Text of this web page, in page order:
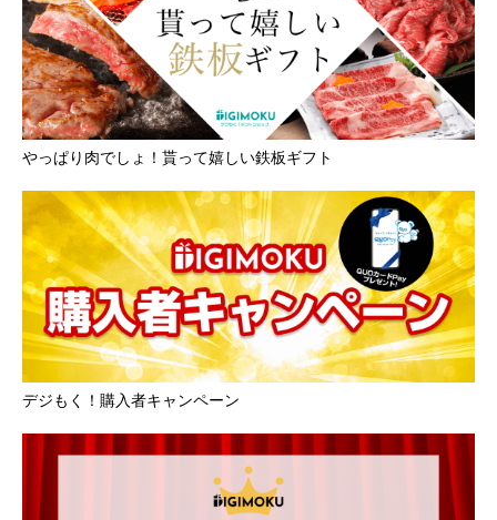
やっぱり肉でしょ！貰って嬉しい鉄板ギフト
デジもく！購入者キャンペーン